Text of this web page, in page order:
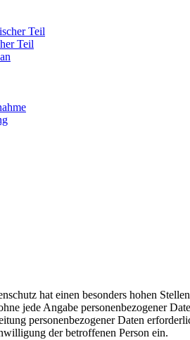
Teil
Teil
hat einen besonders hohen
jede Angabe personenbezogener
personenbezogener Daten
der betroffenen Person ein.